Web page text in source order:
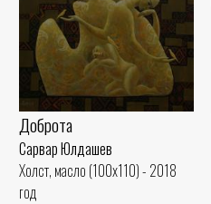
Доброта
Сарвар Юлдашев
Холст, масло (100x110) - 2018
год